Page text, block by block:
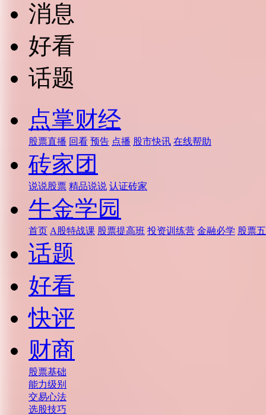
消息
好看
话题
点掌财经
股票直播 回看 预告 点播 股市快讯 在线帮助
砖家团
说说股票 精品说说 认证砖家
牛金学园
首页 A股特战课 股票提高班 投资训练营 金融必学 股票
话题
好看
快评
财商
股票基础
能力级别
交易心法
选股技巧